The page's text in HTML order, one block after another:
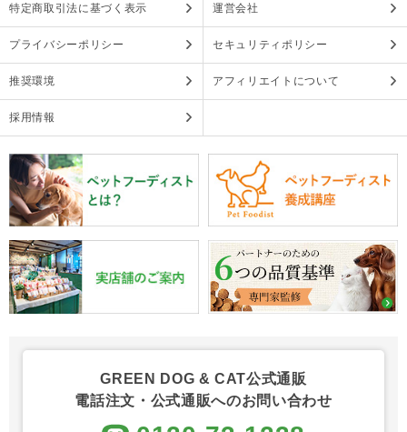
特定商取引法に基づく表示 運営会社
プライバシーポリシー セキュリティポリシー
推奨環境 アフィリエイトについて
採用情報
GREEN DOG & CAT公式通販
電話注文・公式通販へのお問い合わせ